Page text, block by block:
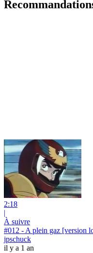
2:18
|
À suivre
#012 - A plein gaz [version
jpschuck
il y a 1 an